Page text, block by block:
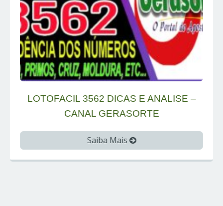
LOTOFACIL 3562 DICAS E ANALISE –
CANAL GERASORTE
Saiba Mais